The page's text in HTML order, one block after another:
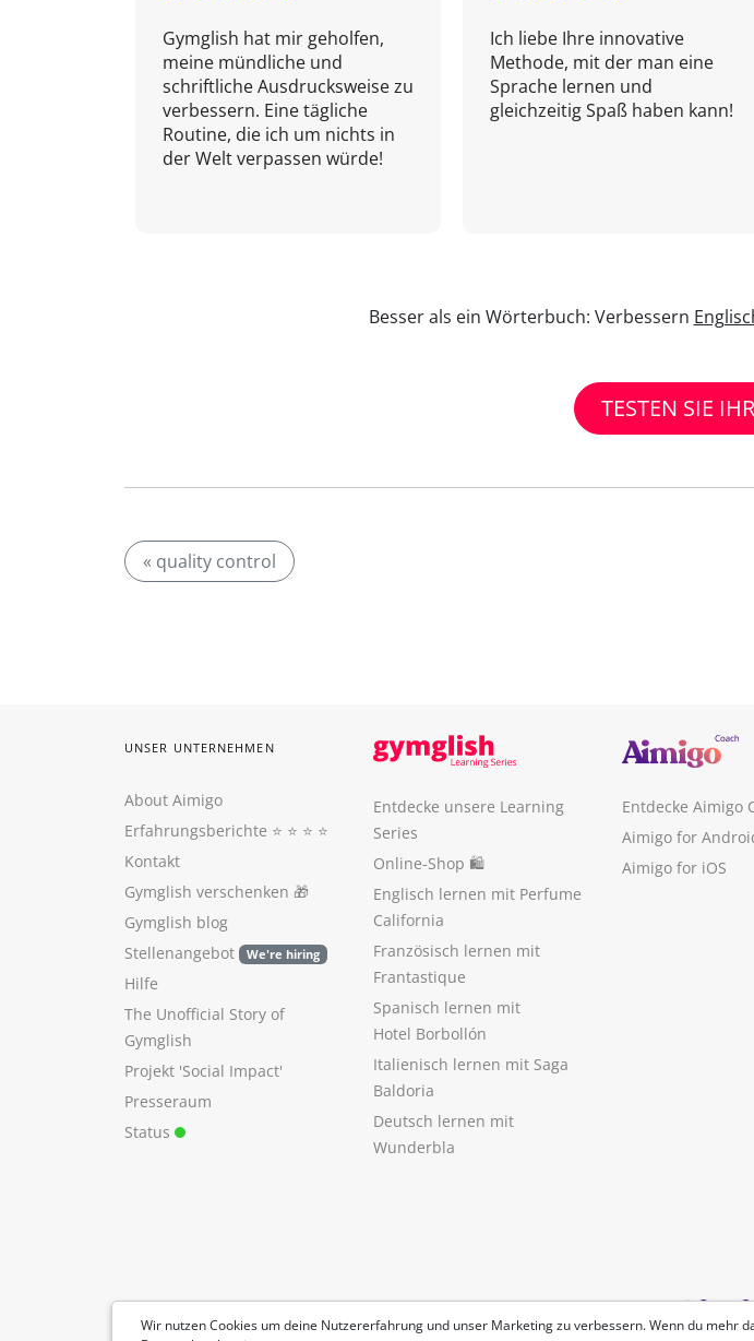
Gymglish hat mir geholfen,
meine mündliche und
schriftliche Ausdrucksweise zu
verbessern. Eine tägliche
Routine, die ich um nichts in
der Welt verpassen würde!
Ich liebe Ihre innovative
Methode, mit der man eine
Sprache lernen und
gleichzeitig Spaß haben kann!
Besser als ein Wörterbuch: Verbessern
TESTEN SIE
« quality control
Wir nutzen Cookies um deine Nutzererfahrung und unser Marketing zu verbessern. Wenn du mehr
UNSER UNTERNEHMEN
About Aimigo
Erfahrungsberichte ⭐️ ⭐️ ⭐️ ⭐️
Kontakt
Gymglish verschenken 🎁
Gymglish blog
Stellenangebot
We're hiring
Hilfe
The Unofficial Story of
Gymglish
Projekt 'Social Impact'
Presseraum
Status
Entdecke unsere Learning
Series
Online-Shop 🛍
Englisch lernen mit Perfume
California
Französisch lernen mit
Frantastique
Spanisch lernen mit
Hotel Borbollón
Italienisch lernen mit Saga
Baldoria
Deutsch lernen mit
Wunderbla
Entdecke Aimigo
Aimigo for
Aimigo for iOS